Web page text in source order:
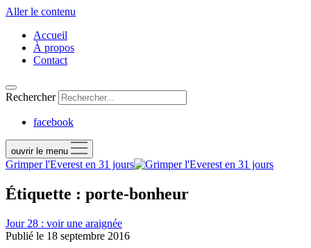
Aller le contenu
Accueil
À propos
Contact
Rechercher
facebook
ouvrir le menu
Grimper l'Everest en 31 jours
Étiquette : porte-bonheur
Jour 28 : voir une araignée
Publié le 18 septembre 2016